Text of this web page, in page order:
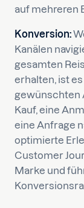
auf mehreren
Konversion:
Kanälen
gesamten
erhalten, ist
gewünschten
Kauf, eine
eine Anfrage
optimierte
Customer
Marke und